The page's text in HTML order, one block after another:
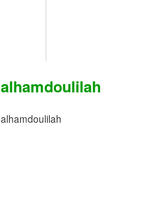
alhamdoulilah
alhamdoulilah